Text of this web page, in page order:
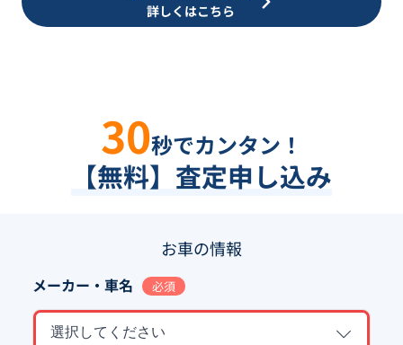
詳しくはこちら
30秒でカンタン！
【無料】査定申し込み
お車の情報
メーカー・車名 必須
選択してください